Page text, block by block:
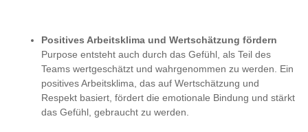
Positives Arbeitsklima und Wertschätzung fördern
Purpose entsteht auch durch das Gefühl, als Teil des
Teams wertgeschätzt und wahrgenommen zu werden. Ein
positives Arbeitsklima, das auf Wertschätzung und
Respekt basiert, fördert die emotionale Bindung und stärkt
das Gefühl, gebraucht zu werden.